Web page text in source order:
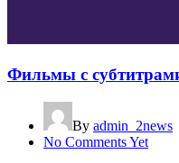
Фильмы с
By admin_2news
No Comments Yet